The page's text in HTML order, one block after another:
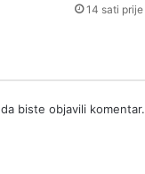
14 sati prije
da biste objavili komentar.